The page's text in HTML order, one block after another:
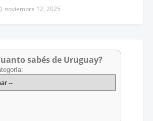
noviembre 12, 2025
sabés de Uruguay?